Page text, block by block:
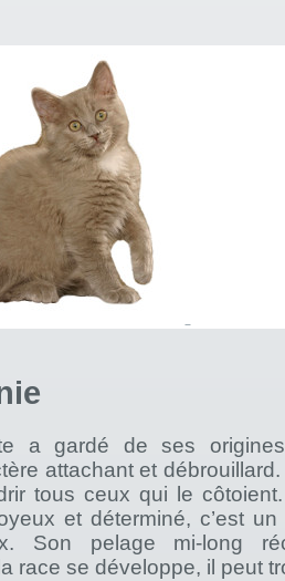
a gardé de ses
attachant et
tous ceux qui le côtoient.
et déterminé, c’est
Son pelage mi-long
race se développe, il peut